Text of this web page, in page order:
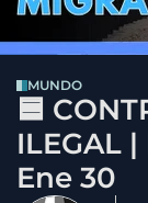
MUNDO
🟦
ILEGAL
Ene 30